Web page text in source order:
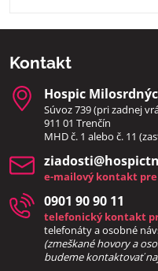
Kontakt
Hospic
Súvoz 739 (pri zadnej
911 01 Trenčín
MHD č. 1 alebo č. 11
e-mailový kontakt
0901 90 90 11
telefonický kontakt
telefonáty a osobné
(zmeškané hovory a
budeme kontaktovať